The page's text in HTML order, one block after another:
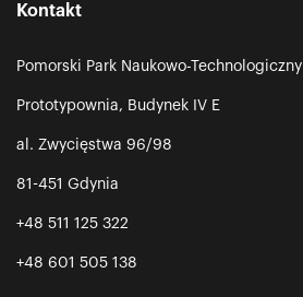
Kontakt
Pomorski Park Naukowo-Technologiczny
Prototypownia, Budynek IV E
al. Zwycięstwa 96/98
81-451 Gdynia
+48 511 125 322
+48 601 505 138